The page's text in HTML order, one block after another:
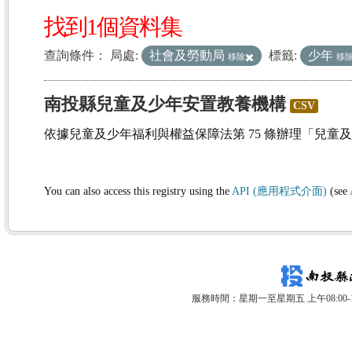
找到1個資料集
查詢條件： 局處: 社會及勞動局 移除 標籤: 少年 移
南投縣兒童及少年安置教養機構 CSV
依據兒童及少年福利與權益保障法第 75 條辦理「兒童
You can also access this registry using the API (應用程式介面) (see
服務時間：星期一至星期五 上午